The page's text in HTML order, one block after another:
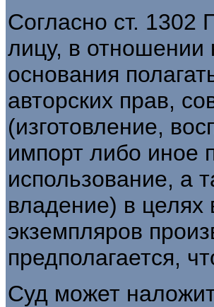
Согласно ст. 1302
лицу, в отношении
основания
авторских прав,
(изготовление,
импорт либо иное
использование, а
владение) в целях
экземпляров
предполагается,
Суд может